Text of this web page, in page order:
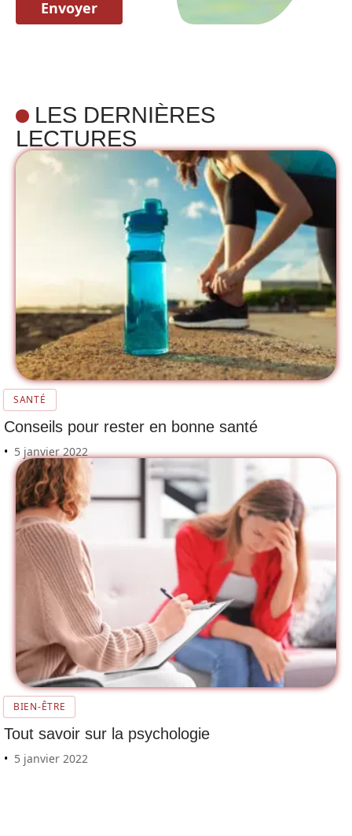
LES DERNIÈRES
LECTURES
SANTÉ
Conseils pour rester en bonne santé
5 janvier 2022
BIEN-ÊTRE
Tout savoir sur la psychologie
5 janvier 2022